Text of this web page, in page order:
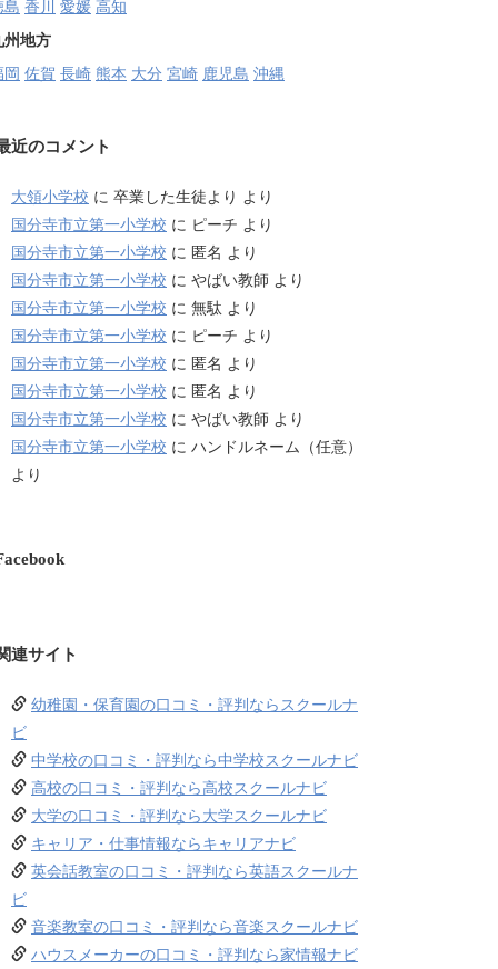
島 香川 愛媛 高知
州地方
岡 佐賀 長崎 熊本 大分 宮崎 鹿児島 沖縄
近のコメント
大領小学校 に 卒業した生徒より より
国分寺市立第一小学校 に ピーチ より
国分寺市立第一小学校 に 匿名 より
国分寺市立第一小学校 に やばい教師 より
国分寺市立第一小学校 に 無駄 より
国分寺市立第一小学校 に ピーチ より
国分寺市立第一小学校 に 匿名 より
国分寺市立第一小学校 に 匿名 より
国分寺市立第一小学校 に やばい教師 より
国分寺市立第一小学校 に ハンドルネーム（任意）
より
連サイト
幼稚園・保育園の口コミ・評判ならスクールナ
ビ
中学校の口コミ・評判なら中学校スクールナビ
高校の口コミ・評判なら高校スクールナビ
大学の口コミ・評判なら大学スクールナビ
キャリア・仕事情報ならキャリアナビ
英会話教室の口コミ・評判なら英語スクールナ
ビ
音楽教室の口コミ・評判なら音楽スクールナビ
ハウスメーカーの口コミ・評判なら家情報ナビ